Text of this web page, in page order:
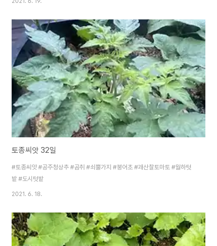
토종씨앗 32일
#토종씨앗 #공주청상추 #곰취 #쇠뿔가지 #붕어초 #괘산찰토마토 #월하텃
밭 #도시텃밭
2021. 6. 18.